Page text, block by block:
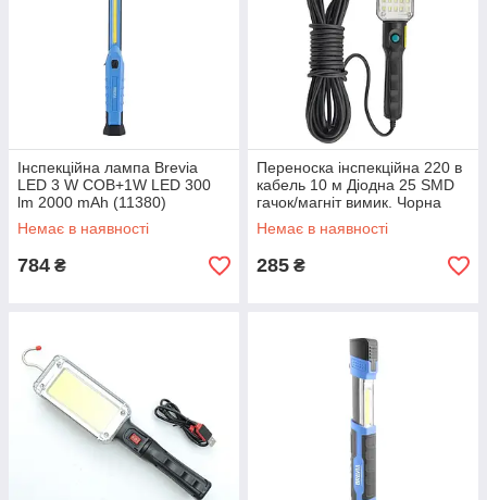
Інспекційна лампа Brevia
LED 3 W COB+1W LED 300
lm 2000 mAh (11380)
Немає в наявності
784 ₴
Переноска інспекційна 220 в
кабель 10 м Діодна 25 SMD
гачок/магніт вимик. Чорна
"TUNDRA"
Немає в наявності
285 ₴